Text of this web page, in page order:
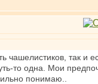
чашелистиков, так и
то одна. Мои
понимаю..